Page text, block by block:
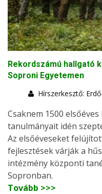
Rekordszámú hallgató
Soproni Egyetemen
Hírszerkesztő:
Csaknem 1500
tanulmányait idén
Az elsőéveseket
fejlesztések várják a
intézmény központi
Sopronban.
Tovább >>>